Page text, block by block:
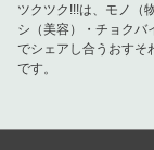
ツクツク!!!は、モノ（
シ（美容）・チョクバ
でシェアし合うおすそ
です。